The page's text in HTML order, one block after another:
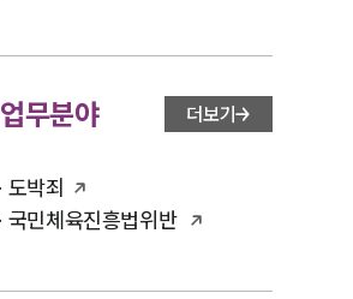
무분야 더보기
도박죄
국민체육진흥법위반